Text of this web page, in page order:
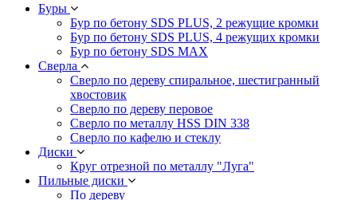
Буры
Бур по бетону SDS PLUS, 2 режущие кромки
Бур по бетону SDS PLUS, 4 режущих кромки
Бур по бетону SDS MAX
Сверла
Сверло по дереву спиральное, шестигранный
хвостовик
Сверло по дереву перовое
Сверло по металлу HSS DIN 338
Сверло по кафелю и стеклу
Диски
Круг отрезной по металлу "Луга"
Пильные диски
По дереву